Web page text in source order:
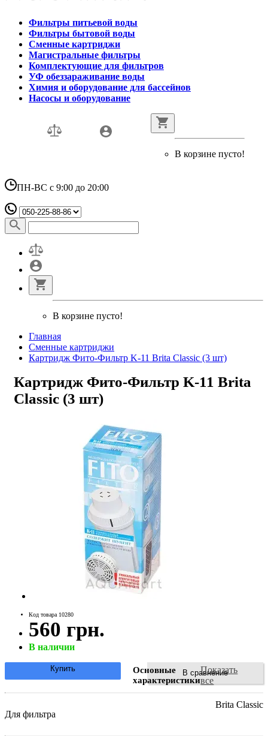
Фильтры питьевой воды
Фильтры бытовой воды
Сменные картриджи
Магистральные фильтры
Комплектующие для фильтров
УФ обеззараживание воды
Химия и оборудование для бассейнов
Насосы и оборудование
В корзине пусто!
ПН-ВС с 9:00 до 20:00
В корзине пусто!
Главная
Сменные картриджи
Картридж Фито-Фильтр K-11 Brita Classic (3 шт)
Картридж Фито-Фильтр K-11 Brita
Classic (3 шт)
Код товара 10280
560 грн.
В наличии
В сравнение
Купить
Основные
характеристики
Показать
все
Для фильтра
Brita Classic